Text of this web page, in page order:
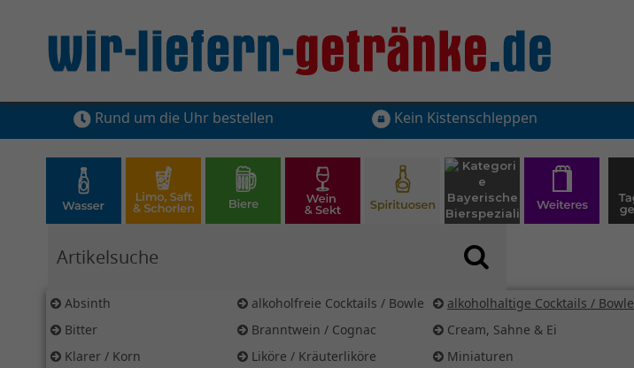
Rund um die Uhr bestellen Kein Kistenschleppen
Absinth alkoholfreie Cocktails / Bowle alkoholhaltige Cocktails / Bowle
Bitter
Branntwein / Cognac Cream, Sahne & Ei
Klarer / Korn
Liköre / Kräuterliköre Miniaturen